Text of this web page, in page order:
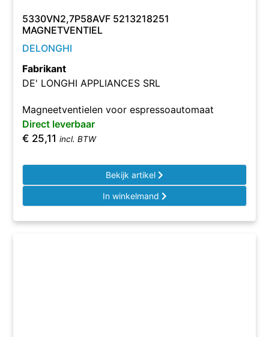
5330VN2,7P58AVF 5213218251
MAGNETVENTIEL
DELONGHI
Fabrikant
DE' LONGHI APPLIANCES SRL
Magneetventielen voor espressoautomaat
Direct leverbaar
€ 25,11 incl. BTW
Bekijk artikel
In winkelmand